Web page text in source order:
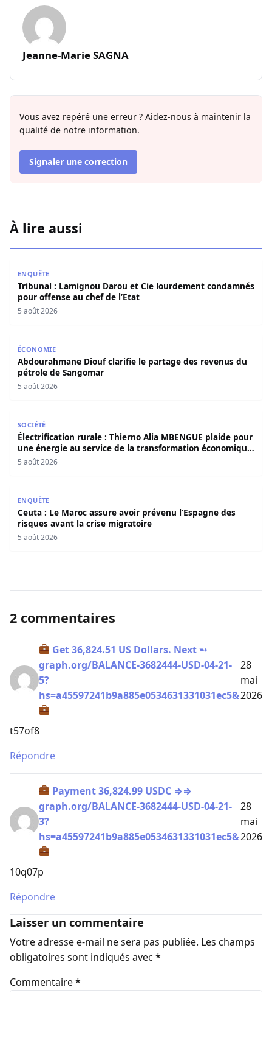
Jeanne-Marie SAGNA
Vous avez repéré une erreur ? Aidez-nous à maintenir la
qualité de notre information.
Signaler une correction
À lire aussi
ENQUÊTE
Tribunal : Lamignou Darou et Cie lourdement condamnés
pour offense au chef de l’Etat
5 août 2026
ÉCONOMIE
Abdourahmane Diouf clarifie le partage des revenus du
pétrole de Sangomar
5 août 2026
SOCIÉTÉ
Électrification rurale : Thierno Alia MBENGUE plaide pour
une énergie au service de la transformation économique
et sociale du Sénégal
5 août 2026
ENQUÊTE
Ceuta : Le Maroc assure avoir prévenu l’Espagne des
risques avant la crise migratoire
5 août 2026
2 commentaires
Get 36,824.51 US Dollars. Next ➵
graph.org/BALANCE-3682444-USD-04-21-
5?
hs=a45597241b9a885e0534631331031ec5&
28
mai
2026
t57of8
Répondre
Payment 36,824.99 USDC ⇒⇒
graph.org/BALANCE-3682444-USD-04-21-
3?
hs=a45597241b9a885e0534631331031ec5&
28
mai
2026
10q07p
Répondre
Laisser un commentaire
Votre adresse e-mail ne sera pas publiée. Les champs
obligatoires sont indiqués avec *
Commentaire*